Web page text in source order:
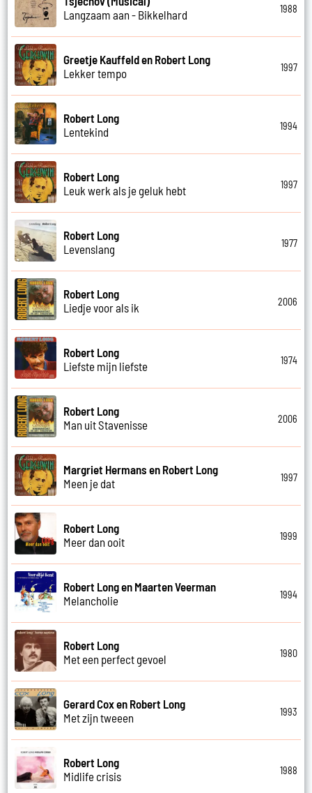
Langzaam aan - Bikkelhard
1988
Greetje Kauffeld en Robert Long
Lekker tempo
1997
Robert Long
Lentekind
1994
Robert Long
Leuk werk als je geluk hebt
1997
Robert Long
Levenslang
1977
Robert Long
Liedje voor als ik
2006
Robert Long
Liefste mijn liefste
1974
Robert Long
Man uit Stavenisse
2006
Margriet Hermans en Robert Long
Meen je dat
1997
Robert Long
Meer dan ooit
1999
Robert Long en Maarten Veerman
Melancholie
1994
Robert Long
Met een perfect gevoel
1980
Gerard Cox en Robert Long
Met zijn tweeen
1993
Robert Long
Midlife crisis
1988